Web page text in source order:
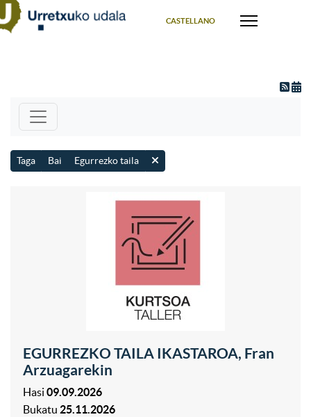
CASTELLANO
Taga Bai Egurrezko taila
EGURREZKO TAILA IKASTAROA, Fran
Arzuagarekin
Hasi 09.09.2026
Bukatu 25.11.2026